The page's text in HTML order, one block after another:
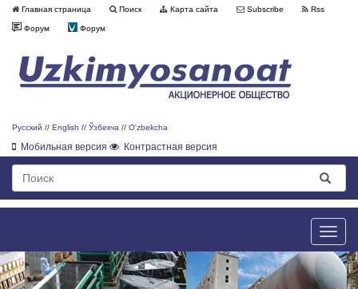
Главная страница Поиск Карта сайта Subscribe Rss
Форум Форум
Русский // English // Ўзбекча // O'zbekcha
Мобильная версия Контрастная версия
Toggle